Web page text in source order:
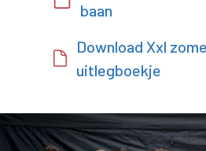
baan
Download Xxl
uitlegboekje